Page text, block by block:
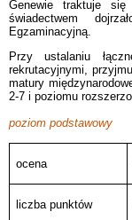
Genewie traktuje
świadectwem
Egzaminacyjną.
Przy ustalaniu
rekrutacyjnymi,
matury
2-7 i poziomu
poziom podstawowy
ocena
liczba punktów